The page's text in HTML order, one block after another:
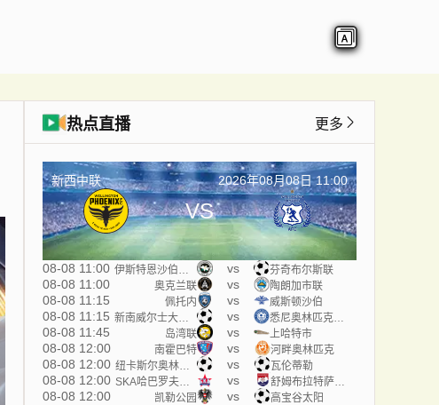
热点直播 更多
新西中联 2026年08月08日 11:00
VS
08-08 11:00 vs 芬奇布尔斯联
08-08 11:00 奥克兰联 vs 陶朗加市联
08-08 11:15 佩托内 vs 威斯顿沙伯
08-08 11:15 vs
08-08 11:45 岛湾联 vs 上哈特市
08-08 12:00 南霍巴特 vs 河畔奥林匹克
08-08 12:00 vs 瓦伦蒂勒
08-08 12:00 vs 舒姆布拉特萨兰斯克
08-08 12:00 凯勒公园 vs 高宝谷太阳